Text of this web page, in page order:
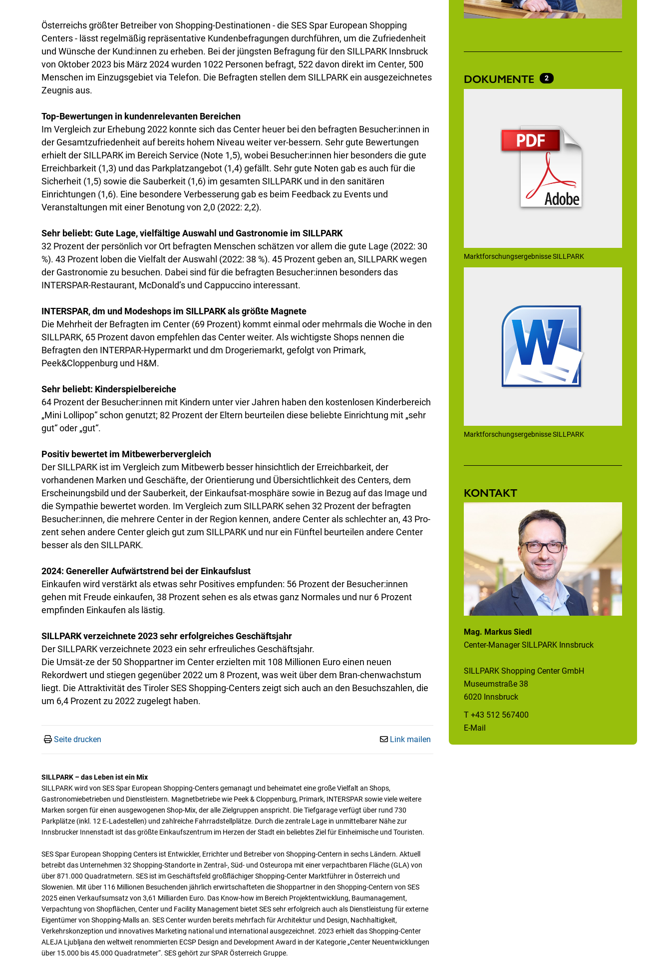
Österreichs größter Betreiber von Shopping-Destinationen - die SES Spar European Shopping
Centers - lässt regelmäßig repräsentative Kundenbefragungen durchführen, um die Zufriedenheit
und Wünsche der Kund:innen zu erheben. Bei der jüngsten Befragung für den SILLPARK Innsbruck
von Oktober 2023 bis März 2024 wurden 1022 Personen befragt, 522 davon direkt im Center, 500
Menschen im Einzugsgebiet via Telefon. Die Befragten stellen dem SILLPARK ein ausgezeichnetes
Zeugnis aus.
Top-Bewertungen in kundenrelevanten Bereichen
Im Vergleich zur Erhebung 2022 konnte sich das Center heuer bei den befragten Besucher:innen in
der Gesamtzufriedenheit auf bereits hohem Niveau weiter ver-bessern. Sehr gute Bewertungen
erhielt der SILLPARK im Bereich Service (Note 1,5), wobei Besucher:innen hier besonders die gute
Erreichbarkeit (1,3) und das Parkplatzangebot (1,4) gefällt. Sehr gute Noten gab es auch für die
Sicherheit (1,5) sowie die Sauberkeit (1,6) im gesamten SILLPARK und in den sanitären
Einrichtungen (1,6). Eine besondere Verbesserung gab es beim Feedback zu Events und
Veranstaltungen mit einer Benotung von 2,0 (2022: 2,2).
Sehr beliebt: Gute Lage, vielfältige Auswahl und Gastronomie im SILLPARK
32 Prozent der persönlich vor Ort befragten Menschen schätzen vor allem die gute Lage (2022: 30
%). 43 Prozent loben die Vielfalt der Auswahl (2022: 38 %). 45 Prozent geben an, SILLPARK wegen
der Gastronomie zu besuchen. Dabei sind für die befragten Besucher:innen besonders das
INTERSPAR-Restaurant, McDonald’s und Cappuccino interessant.
INTERSPAR, dm und Modeshops im SILLPARK als größte Magnete
Die Mehrheit der Befragten im Center (69 Prozent) kommt einmal oder mehrmals die Woche in den
SILLPARK, 65 Prozent davon empfehlen das Center weiter. Als wichtigste Shops nennen die
Befragten den INTERPAR-Hypermarkt und dm Drogeriemarkt, gefolgt von Primark,
Peek&Cloppenburg und H&M.
Sehr beliebt: Kinderspielbereiche
64 Prozent der Besucher:innen mit Kindern unter vier Jahren haben den kostenlosen Kinderbereich
„Mini Lollipop“ schon genutzt; 82 Prozent der Eltern beurteilen diese beliebte Einrichtung mit „sehr
gut“ oder „gut“.
Positiv bewertet im Mitbewerbervergleich
Der SILLPARK ist im Vergleich zum Mitbewerb besser hinsichtlich der Erreichbarkeit, der
vorhandenen Marken und Geschäfte, der Orientierung und Übersichtlichkeit des Centers, dem
Erscheinungsbild und der Sauberkeit, der Einkaufsat-mosphäre sowie in Bezug auf das Image und
die Sympathie bewertet worden. Im Vergleich zum SILLPARK sehen 32 Prozent der befragten
Besucher:innen, die mehrere Center in der Region kennen, andere Center als schlechter an, 43 Pro-
zent sehen andere Center gleich gut zum SILLPARK und nur ein Fünftel beurteilen andere Center
besser als den SILLPARK.
2024: Genereller Aufwärtstrend bei der Einkaufslust
Einkaufen wird verstärkt als etwas sehr Positives empfunden: 56 Prozent der Besucher:innen
gehen mit Freude einkaufen, 38 Prozent sehen es als etwas ganz Normales und nur 6 Prozent
empfinden Einkaufen als lästig.
SILLPARK verzeichnete 2023 sehr erfolgreiches Geschäftsjahr
Der SILLPARK verzeichnete 2023 ein sehr erfreuliches Geschäftsjahr.
Die Umsät-ze der 50 Shoppartner im Center erzielten mit 108 Millionen Euro einen neuen
Rekordwert und stiegen gegenüber 2022 um 8 Prozent, was weit über dem Bran-chenwachstum
liegt. Die Attraktivität des Tiroler SES Shopping-Centers zeigt sich auch an den Besuchszahlen, die
um 6,4 Prozent zu 2022 zugelegt haben.
Seite drucken Link mailen
SILLPARK – das Leben ist ein Mix
SILLPARK wird von SES Spar European Shopping-Centers gemanagt und beheimatet eine große Vielfalt an Shops,
Gastronomiebetrieben und Dienstleistern. Magnetbetriebe wie Peek & Cloppenburg, Primark, INTERSPAR sowie viele weitere
Marken sorgen für einen ausgewogenen Shop-Mix, der alle Zielgruppen anspricht. Die Tiefgarage verfügt über rund 730
Parkplätze (inkl. 12 E‑Ladestellen) und zahlreiche Fahrradstellplätze. Durch die zentrale Lage in unmittelbarer Nähe zur
Innsbrucker Innenstadt ist das größte Einkaufszentrum im Herzen der Stadt ein beliebtes Ziel für Einheimische und Touristen.
SES Spar European Shopping Centers ist Entwickler, Errichter und Betreiber von Shopping-Centern in sechs Ländern. Aktuell
betreibt das Unternehmen 32 Shopping-Standorte in Zentral-, Süd- und Osteuropa mit einer verpachtbaren Fläche (GLA) von
über 871.000 Quadratmetern. SES ist im Geschäftsfeld großflächiger Shopping-Center Marktführer in Österreich und
Slowenien. Mit über 116 Millionen Besuchenden jährlich erwirtschafteten die Shoppartner in den Shopping-Centern von SES
2025 einen Verkaufsumsatz von 3,61 Milliarden Euro. Das Know-how im Bereich Projektentwicklung, Baumanagement,
Verpachtung von Shopflächen, Center und Facility Management bietet SES sehr erfolgreich auch als Dienstleistung für externe
Eigentümer von Shopping-Malls an. SES Center wurden bereits mehrfach für Architektur und Design, Nachhaltigkeit,
Verkehrskonzeption und innovatives Marketing national und international ausgezeichnet. 2023 erhielt das Shopping-Center
ALEJA Ljubljana den weltweit renommierten ECSP Design and Development Award in der Kategorie „Center Neuentwicklungen
über 15.000 bis 45.000 Quadratmeter“. SES gehört zur SPAR Österreich Gruppe.
DOKUMENTE 2
Marktforschungsergebnisse SILLPARK
Marktforschungsergebnisse SILLPARK
KONTAKT
Mag. Markus Siedl
Center-Manager SILLPARK Innsbruck
SILLPARK Shopping Center GmbH
Museumstraße 38
6020 Innsbruck
T +43 512 567400
E-Mail